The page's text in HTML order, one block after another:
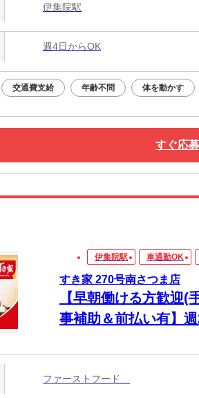
伊集院駅
週4日からOK
交通費支給 年齢不問 体を動かす
すぐ応
伊集院駅 車通勤OK
すき家 270号南さつま店
【早朝働ける方歓迎
事補助＆前払い有】
心！積極採用中
ファーストフード